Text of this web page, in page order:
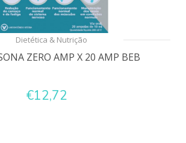
Dietética & Nutrição
ZERO AMP X 20 AMP BEB
€12,72